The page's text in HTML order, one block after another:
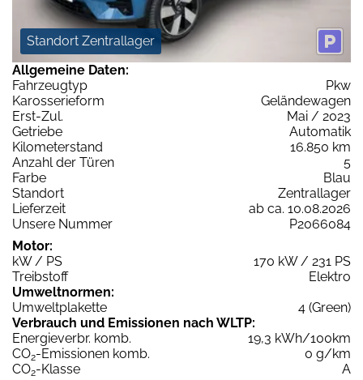
Standort Zentrallager
Allgemeine Daten:
Fahrzeugtyp
Pkw
Karosserieform
Geländewagen
Erst-Zul.
Mai / 2023
Getriebe
Automatik
Kilometerstand
16.850 km
Anzahl der Türen
5
Farbe
Blau
Standort
Zentrallager
Lieferzeit
ab ca. 10.08.2026
Unsere Nummer
P2066084
Motor:
kW / PS
170 kW / 231 PS
Treibstoff
Elektro
Umweltnormen:
Umweltplakette
4 (Green)
Verbrauch und Emissionen nach WLTP:
Energieverbr. komb.
19,3 kWh/100km
CO2-Emissionen komb.
0 g/km
CO2-Klasse
A